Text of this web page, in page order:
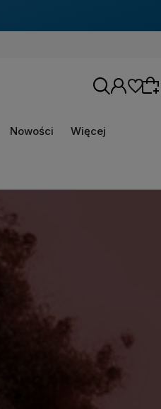
z naszej aktualnej
aby przywrócić dodane
Nowości Więcej